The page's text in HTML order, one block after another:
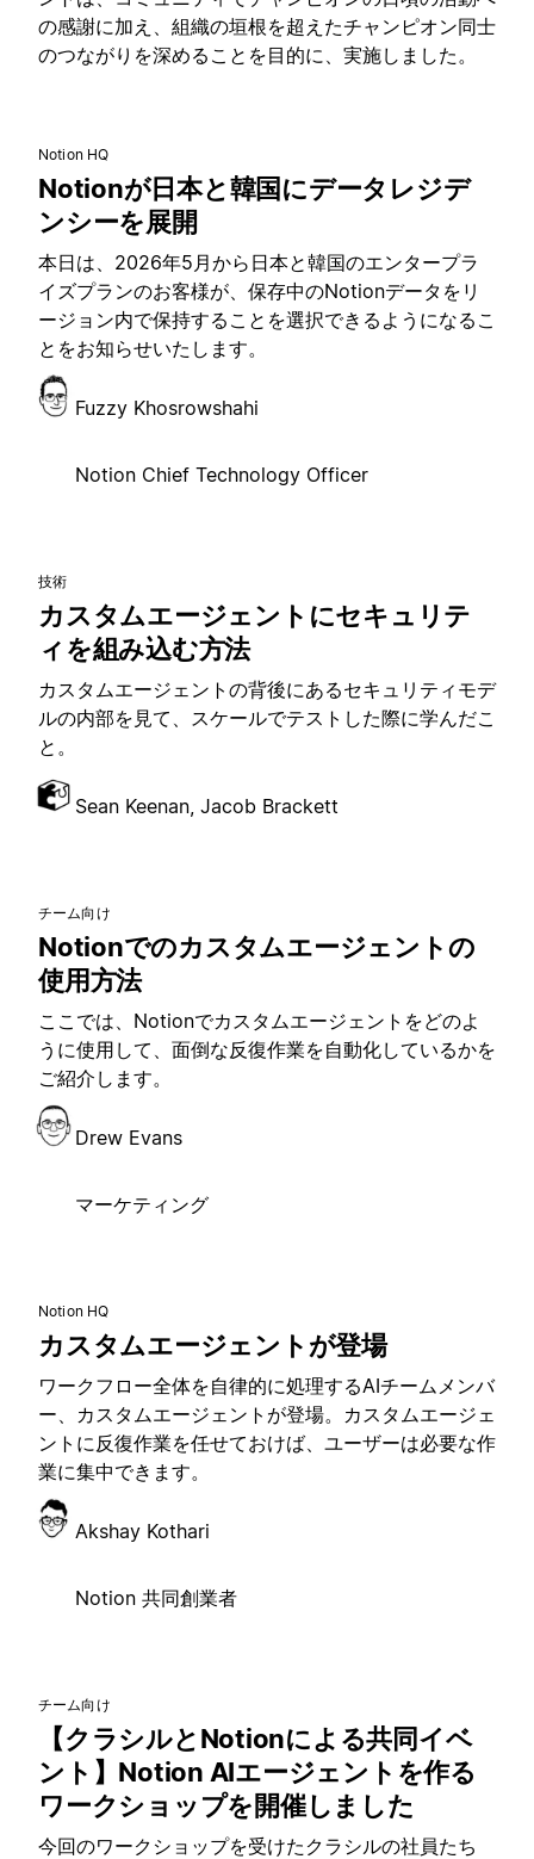
の感謝に加え、組織の垣根を超えたチャンピオン同士
のつながりを深めることを目的に、実施しました。
Notion HQ
Notionが日本と韓国にデータレジデ
ンシーを展開
本日は、2026年5月から日本と韓国のエンタープラ
イズプランのお客様が、保存中のNotionデータをリ
ージョン内で保持することを選択できるようになるこ
とをお知らせいたします。
Fuzzy Khosrowshahi
Notion Chief Technology Officer
技術
カスタムエージェントにセキュリテ
ィを組み込む方法
カスタムエージェントの背後にあるセキュリティモデ
ルの内部を見て、スケールでテストした際に学んだこ
と。
Sean Keenan, Jacob Brackett
チーム向け
Notionでのカスタムエージェントの
使用方法
ここでは、Notionでカスタムエージェントをどのよ
うに使用して、面倒な反復作業を自動化しているかを
ご紹介します。
Drew Evans
マーケティング
Notion HQ
カスタムエージェントが登場
ワークフロー全体を自律的に処理するAIチームメンバ
ー、カスタムエージェントが登場。カスタムエージェ
ントに反復作業を任せておけば、ユーザーは必要な作
業に集中できます。
Akshay Kothari
Notion 共同創業者
チーム向け
【クラシルとNotionによる共同イベ
ント】Notion AIエージェントを作る
ワークショップを開催しました
今回のワークショップを受けたクラシルの社員たち